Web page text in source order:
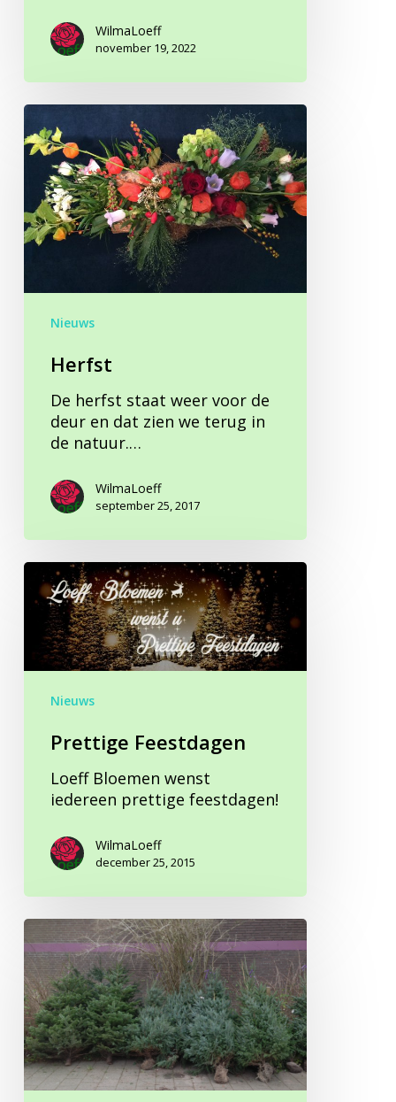
WilmaLoeff
november 19, 2022
Herfst
Nieuws
Herfst
De herfst staat weer voor de
deur en dat zien we terug in
de natuur.…
WilmaLoeff
september 25, 2017
Prettige
Feestdagen
Nieuws
Prettige Feestdagen
Loeff Bloemen wenst
iedereen prettige feestdagen!
WilmaLoeff
december 25, 2015
Kerstbomen